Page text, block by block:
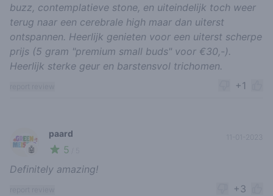
buzz, contemplatieve stone, en uiteindelijk toch weer
terug naar een cerebrale high maar dan uiterst
ontspannen. Heerlijk genieten voor een uiterst scherpe
prijs (5 gram "premium small buds" voor €30,-).
Heerlijk sterke geur en barstensvol trichomen.
+1
🤖
paard
5
11-01-2023
Definitely amazing!
+3